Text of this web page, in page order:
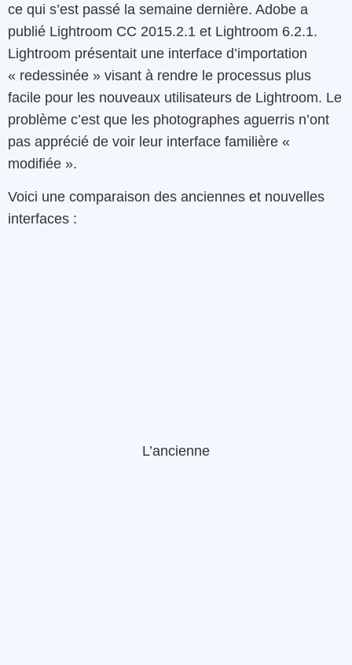
ce qui s’est passé la semaine dernière. Adobe a
publié Lightroom CC 2015.2.1 et Lightroom 6.2.1.
Lightroom présentait une interface d’importation
« redessinée » visant à rendre le processus plus
facile pour les nouveaux utilisateurs de Lightroom. Le
problème c’est que les photographes aguerris n’ont
pas apprécié de voir leur interface familière «
modifiée ».
Voici une comparaison des anciennes et nouvelles
interfaces :
L’ancienne